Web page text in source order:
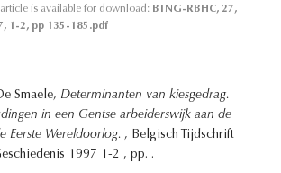
article is available for download: BTNG-RBHC, 27,
1-2, pp 135-185.pdf
Smaele, Determinanten van kiesgedrag.
in een Gentse arbeiderswijk aan de
Eerste Wereldoorlog. , Belgisch Tijdschrift
1997 1-2 , pp. .